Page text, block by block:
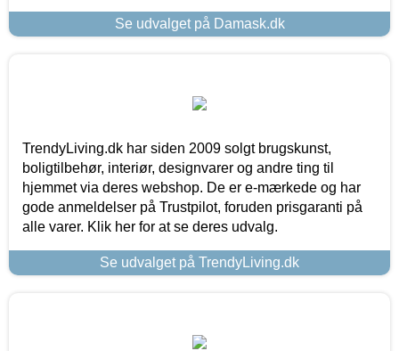
Se udvalget på Damask.dk
TrendyLiving.dk har siden 2009 solgt brugskunst,
boligtilbehør, interiør, designvarer og andre ting til
hjemmet via deres webshop. De er e-mærkede og har
gode anmeldelser på Trustpilot, foruden prisgaranti på
alle varer. Klik her for at se deres udvalg.
Se udvalget på TrendyLiving.dk